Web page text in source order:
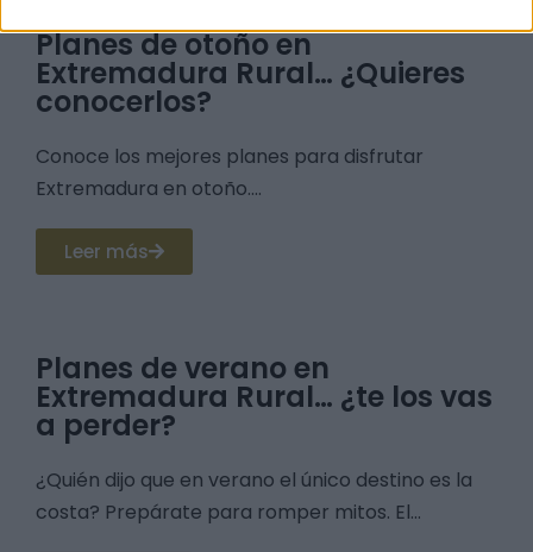
Planes de otoño en
Extremadura Rural… ¿Quieres
conocerlos?
Conoce los mejores planes para disfrutar
Extremadura en otoño....
Leer más
Planes de verano en
Extremadura Rural… ¿te los vas
a perder?
¿Quién dijo que en verano el único destino es la
costa? Prepárate para romper mitos. El...